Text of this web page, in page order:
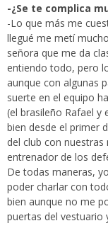
-¿Se te complica
-Lo que más me
llegué me metí
señora que me da
entiendo todo, pero
aunque con algunas
suerte en el equipo
(el brasileño Rafael y
bien desde el primer
del club con
entrenador de los
De todas maneras,
poder charlar con
bien aunque no me
puertas del vestuario